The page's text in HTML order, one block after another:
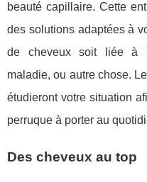
beauté capillaire. Cette
des solutions adaptées à
de cheveux soit liée à
maladie, ou autre chose.
étudieront votre situation
perruque à porter au
Des cheveux au top